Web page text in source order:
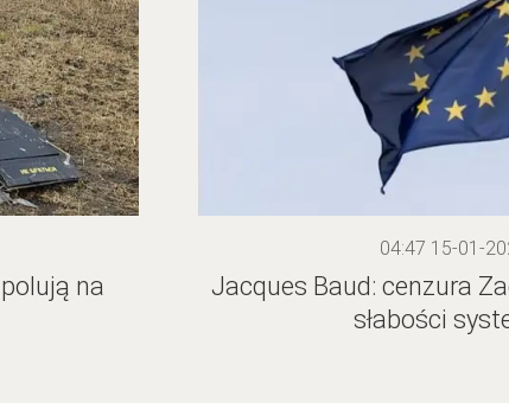
na
04:47 15-01-
Jacques Baud: cenzura
słabości